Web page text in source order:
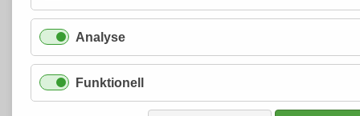
Analyse
Funktionell